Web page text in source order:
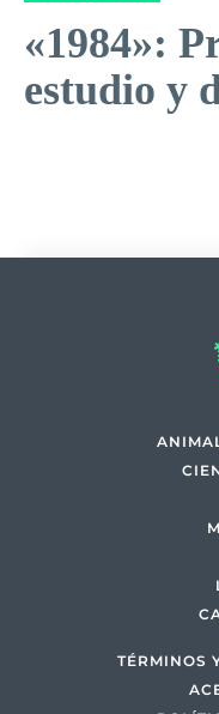
«1984»:
estudio y
TÉRMINOS